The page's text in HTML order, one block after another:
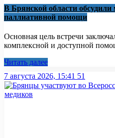
В Брянской области
паллиативной помощи
Основная цель встречи
комплексной и доступной
Читать далее
7 августа 2026, 15:41 51